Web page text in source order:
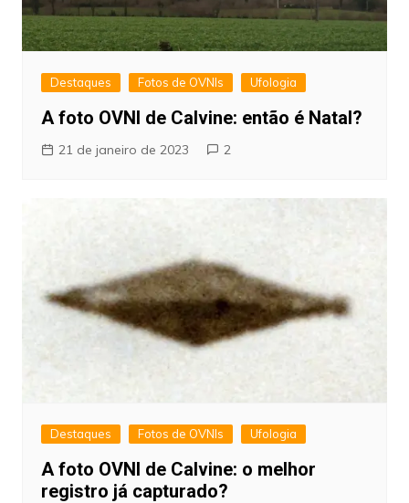
Destaques Fotos de OVNIs Ufologia
A foto OVNI de Calvine: então é Natal?
21 de janeiro de 2023 2
Destaques Fotos de OVNIs Ufologia
A foto OVNI de Calvine: o melhor
registro já capturado?